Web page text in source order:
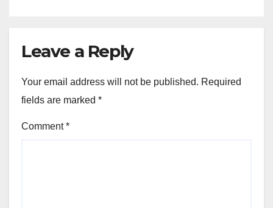
Leave a Reply
Your email address will not be published. Required
fields are marked *
Comment*